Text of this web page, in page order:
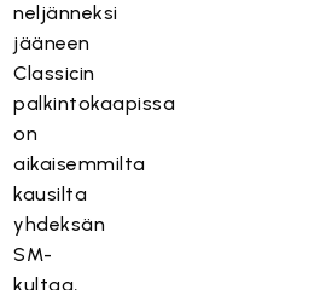
neljänneksi
jääneen
Classicin
palkintokaapissa
on
aikaisemmilta
kausilta
yhdeksän
SM-
kultaa,